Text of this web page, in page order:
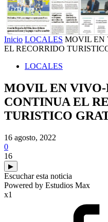
Inicio LOCALES MOVIL EN
EL RECORRIDO
LOCALES
MOVIL EN VIVO-
CONTINUA EL
TURISTICO
16 agosto, 2022
0
16
▶
Escuchar esta noticia
Powered by Estudios Max
x1